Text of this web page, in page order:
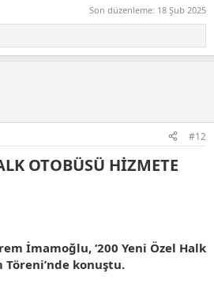
Son düzenleme: 18 Şub 2025
#12
OTOBÜSÜ HİZMETE
İmamoğlu, ‘200 Yeni Özel Halk
Töreni’nde konuştu.